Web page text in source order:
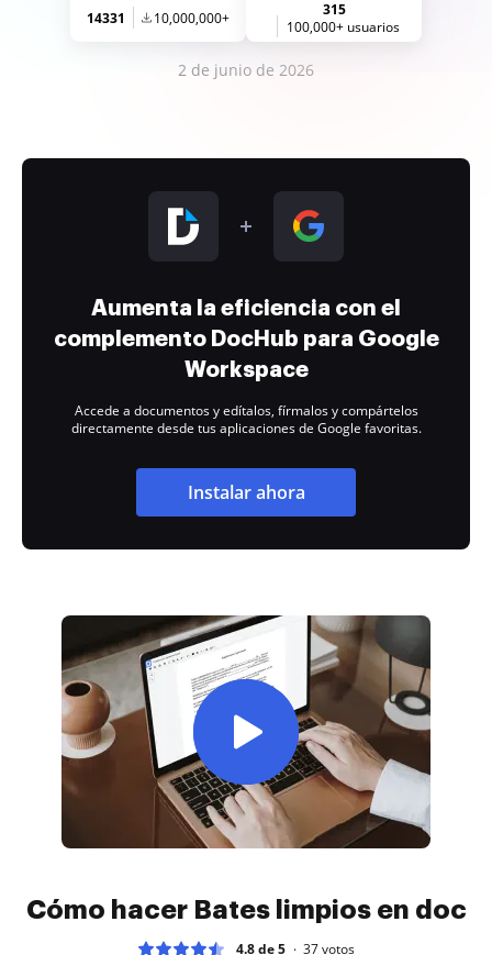
14331 10,000,000+
315
100,000+ usuarios
2 de junio de 2026
Aumenta la eficiencia con el
complemento DocHub para Google
Workspace
Accede a documentos y edítalos, fírmalos y compártelos
directamente desde tus aplicaciones de Google favoritas.
Instalar ahora
Cómo hacer Bates limpios en doc
4.8 de 5 37votos